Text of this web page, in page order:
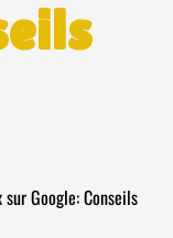
Google: Conseils